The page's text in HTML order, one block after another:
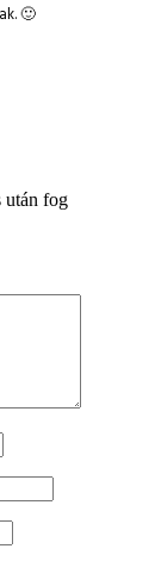
🙂
után fog